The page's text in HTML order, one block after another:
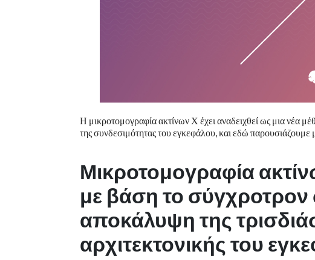
Η μικροτομογραφία ακτίνων Χ έχει αναδειχθεί ως μια νέα
της συνδεσιμότητας του εγκεφάλου, και εδώ
Μικροτομογραφία
με βάση το σύγχροτρον
αποκάλυψη της
αρχιτεκτονικής του